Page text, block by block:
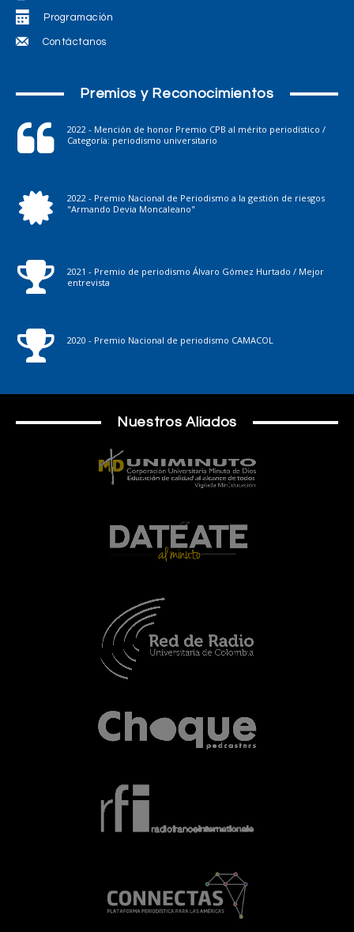
Programación
Contáctanos
Premios y Reconocimientos
2022 - Mención de honor Premio CPB al mérito periodístico /
Categoría: periodismo universitario
2022 - Premio Nacional de Periodismo a la gestión de riesgos
"Armando Devia Moncaleano"
2021 - Premio de periodismo Álvaro Gómez Hurtado / Mejor
entrevista
2020 - Premio Nacional de periodismo CAMACOL
Nuestros Aliados